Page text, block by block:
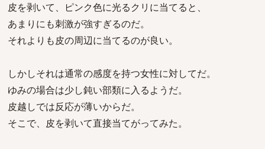
皮を剥いて、ピンク色に光るクリに当てると、
あまりにも刺激が強すぎるのだ。
それよりも皮の周辺に当てるのが良い。
しかしそれは通常の感度を持つ女性に対してだ。
ゆみの場合は少し鈍い部類に入るようだ。
皮越しでは反応が薄いからだ。
そこで、皮を剥いて直接当てがってみた。